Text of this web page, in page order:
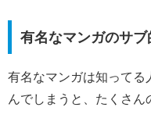
有名なマンガのサブ
有名なマンガは知ってる
んでしまうと、たくさん